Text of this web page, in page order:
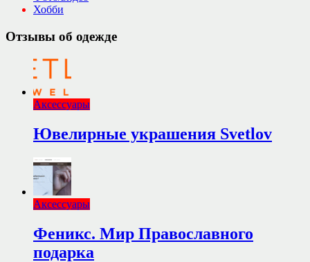
Хобби
Отзывы об одежде
Аксессуары
Ювелирные украшения Svetlov
Аксессуары
Феникс. Мир Православного
подарка